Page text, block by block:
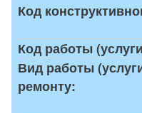
Код
Код работы
Вид работы
ремонту: